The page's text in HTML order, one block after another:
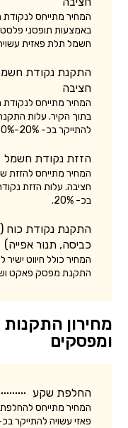
באמצעות תופסני
חשמל תלת פאזית עשויה
התקנת נקודת
חציבה
בתוך הקיר. עלות
להתייקר בכ- 20%-30%.
הזזת נקודת חשמל
חציבה. עלות הזזת
בכ- 20%.
התקנת נקודת כוח
כביסה, תנור אפייה)
המחיר כולל חיווט
התקנת מפסק פאקט
מחירון
ומפסקים
החלפת שקע
המחיר מתייחס
פאזי עשויה להתייקר בכ-